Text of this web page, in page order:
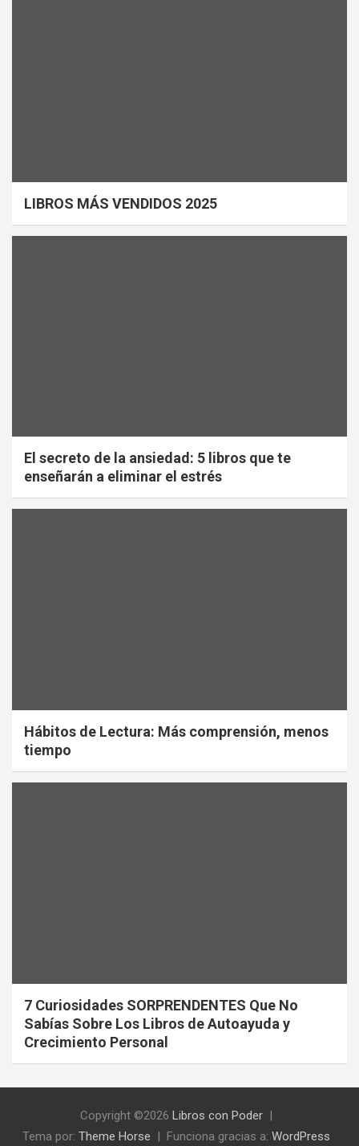
LIBROS MÁS VENDIDOS 2025
El secreto de la ansiedad: 5 libros que te
enseñarán a eliminar el estrés
Hábitos de Lectura: Más comprensión, menos
tiempo
7 Curiosidades SORPRENDENTES Que No
Sabías Sobre Los Libros de Autoayuda y
Crecimiento Personal
Copyright ©2026 Libros con Poder
Tema por: Theme Horse Funciona gracias a: WordPress